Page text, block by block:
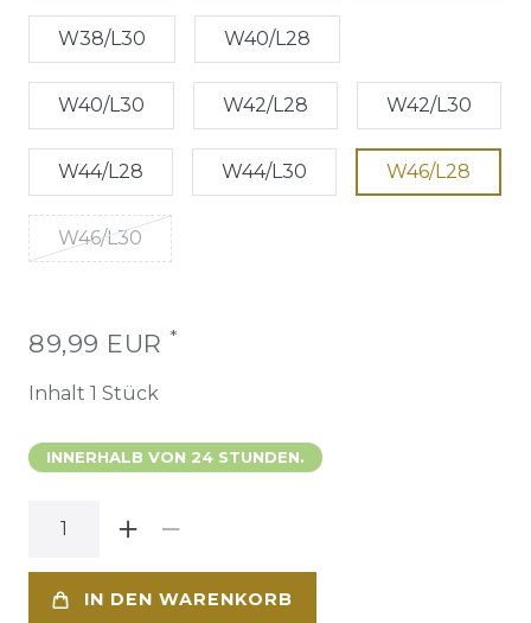
W38/L30 W40/L28
W40/L30 W42/L28 W42/L30
W44/L28 W44/L30 W46/L28
W46/L30
89,99 EUR *
Inhalt 1 Stück
INNERHALB VON 24 STUNDEN.
IN DEN WARENKORB